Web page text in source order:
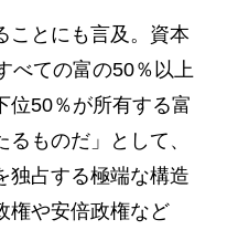
ことにも言及。資本
べての富の50％以上
位50％が所有する富
ものだ」として、
独占する極端な構造
権や安倍政権など